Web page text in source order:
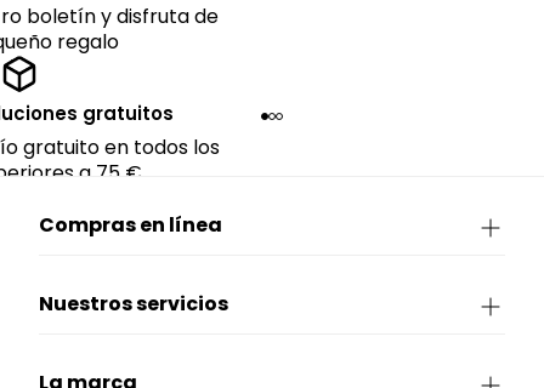
boletín y disfruta de
regalo
gratuitos
gratuito en todos los
a 75 €.
Compras en línea
Nuestros servicios
La marca